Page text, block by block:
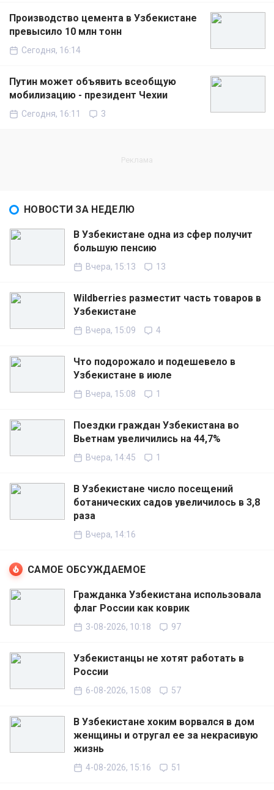
Производство цемента в Узбекистане
превысило 10 млн тонн
Сегодня, 16:14
Путин может объявить всеобщую
мобилизацию - президент Чехии
Сегодня, 16:11 3
НОВОСТИ ЗА НЕДЕЛЮ
В Узбекистане одна из сфер получит
большую пенсию
Вчера, 15:13 13
Wildberries разместит часть товаров в
Узбекистане
Вчера, 15:09 4
Что подорожало и подешевело в
Узбекистане в июле
Вчера, 15:08 1
Поездки граждан Узбекистана во
Вьетнам увеличились на 44,7%
Вчера, 14:45 1
В Узбекистане число посещений
ботанических садов увеличилось в 3,8
раза
Вчера, 14:16
САМОЕ ОБСУЖДАЕМОЕ
Гражданка Узбекистана использовала
флаг России как коврик
3-08-2026, 10:18 97
Узбекистанцы не хотят работать в
России
6-08-2026, 15:08 57
В Узбекистане хоким ворвался в дом
женщины и отругал ее за некрасивую
жизнь
4-08-2026, 15:16 51